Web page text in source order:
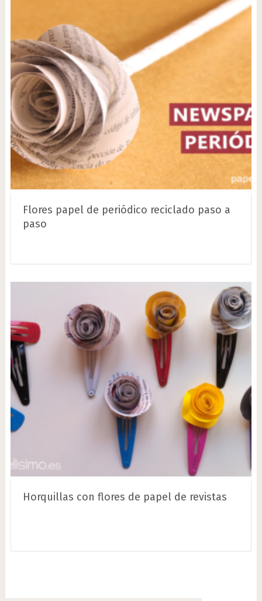
Flores papel de periódico reciclado paso a
paso
Horquillas con flores de papel de revistas